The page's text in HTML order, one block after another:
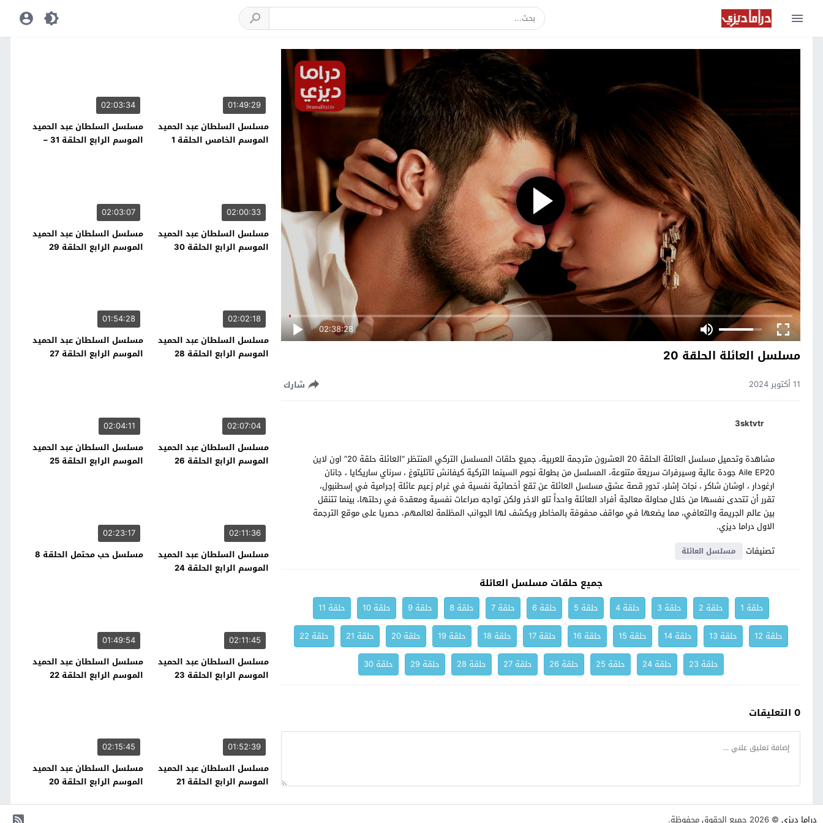
02:38:28
مسلسل العائلة الحلقة 20
11 أكتوبر 2024 شارك
3sktvtr
مشاهدة وتحميل مسلسل العائلة الحلقة 20 العشرون مترجمة للعربية، جميع حلقات المسلسل التركي المنتظر “العائلة حلقة 20” اون لاين
Aile EP20 جودة عالية وسيرفرات سريعة متنوعة، المسلسل من بطولة نجوم السينما التركية كيفانش تاتليتوغ ، سرناي ساريكايا ، جانان
ارغودار ، اوشان شاكر ، نجات إشلر، تدور قصة عشق مسلسل العائلة عن تقع أخصائية نفسية في غرام زعيم عائلة إجرامية في إسطنبول،
تقرر أن تتحدى نفسها من خلال محاولة معالجة أفراد العائلة واحداً تلو الاخر ولكن تواجه صراعات نفسية ومعقدة في رحلتها، بينما تتنقل
بين عالم الجريمة والتعافي، مما يضعها في مواقف محفوفة بالمخاطر ويكشف لها الجوانب المظلمة لعالمهم، حصريا على موقع الترجمة
الاول دراما ديزي.
تصنيفات
مسلسل العائلة
جميع حلقات مسلسل العائلة
حلقة 1 حلقة 2 حلقة 3 حلقة 4 حلقة 5 حلقة 6 حلقة 7 حلقة 8 حلقة 9 حلقة 10
حلقة 11
حلقة 12
حلقة 13 حلقة 14 حلقة 15 حلقة 16 حلقة 17 حلقة 18 حلقة 19 حلقة 20 حلقة 21
حلقة 22
حلقة 23
حلقة 24 حلقة 25 حلقة 26 حلقة 27 حلقة 28 حلقة 29 حلقة 30
0 التعليقات
01:49:29
مسلسل السلطان عبد الحميد
الموسم الخامس الحلقة 1
02:03:34
مسلسل السلطان عبد الحميد
الموسم الرابع الحلقة 31 –
02:00:33
مسلسل السلطان عبد الحميد
الموسم الرابع الحلقة 30
02:03:07
مسلسل السلطان عبد الحميد
الموسم الرابع الحلقة 29
02:02:18
مسلسل السلطان عبد الحميد
الموسم الرابع الحلقة 28
01:54:28
مسلسل السلطان عبد الحميد
الموسم الرابع الحلقة 27
02:07:04
مسلسل السلطان عبد الحميد
الموسم الرابع الحلقة 26
02:04:11
مسلسل السلطان عبد الحميد
الموسم الرابع الحلقة 25
02:11:36
مسلسل السلطان عبد الحميد
الموسم الرابع الحلقة 24
02:23:17
مسلسل حب محتمل الحلقة 8
02:11:45
مسلسل السلطان عبد الحميد
الموسم الرابع الحلقة 23
01:49:54
مسلسل السلطان عبد الحميد
الموسم الرابع الحلقة 22
01:52:39
مسلسل السلطان عبد الحميد
الموسم الرابع الحلقة 21
02:15:45
مسلسل السلطان عبد الحميد
الموسم الرابع الحلقة 20
دراما ديزي © 2026 جميع الحقوق محفوظة.